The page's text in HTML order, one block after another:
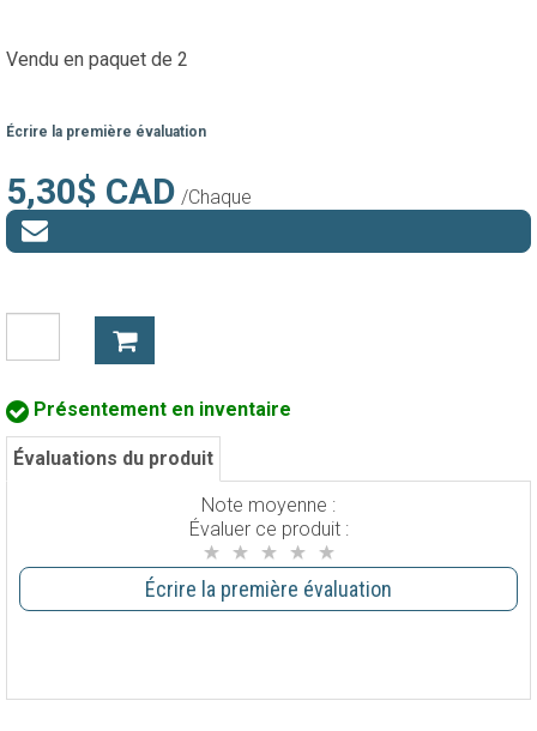
Vendu en paquet de 2
Écrire la première évaluation
5,30$ CAD /Chaque
Présentement en inventaire
Évaluations du produit
Note moyenne :
Évaluer ce produit :
Écrire la première évaluation